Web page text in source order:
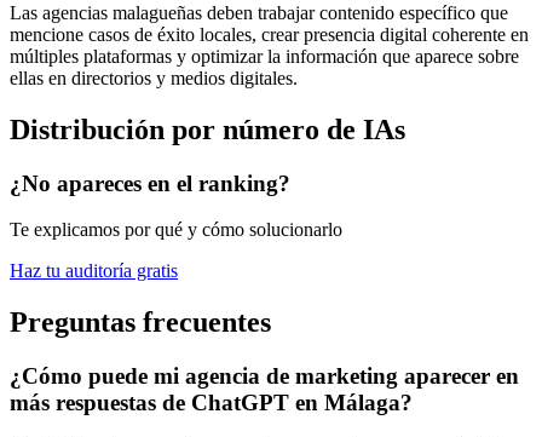
Las agencias malagueñas deben trabajar contenido específico que
mencione casos de éxito locales, crear presencia digital coherente en
múltiples plataformas y optimizar la información que aparece sobre
ellas en directorios y medios digitales.
Distribución por número de IAs
¿No apareces en el ranking?
Te explicamos por qué y cómo solucionarlo
Haz tu auditoría gratis
Preguntas frecuentes
¿Cómo puede mi agencia de marketing aparecer en
más respuestas de ChatGPT en Málaga?